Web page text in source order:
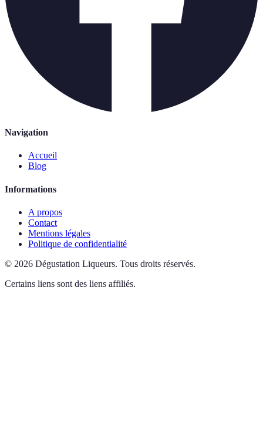
Navigation
Accueil
Blog
Informations
A propos
Contact
Mentions légales
Politique de confidentialité
© 2026 Dégustation Liqueurs. Tous droits réservés.
Certains liens sont des liens affiliés.